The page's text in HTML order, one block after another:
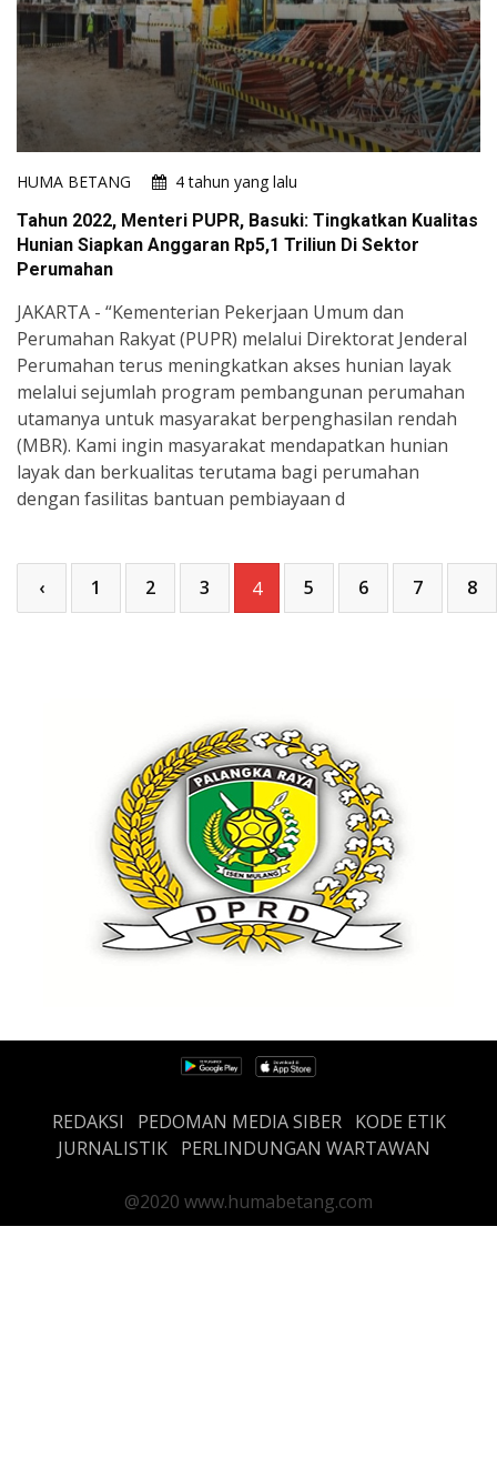
HUMA BETANG
4 tahun yang lalu
Tahun 2022, Menteri PUPR, Basuki: Tingkatkan Kualitas
Hunian Siapkan Anggaran Rp5,1 Triliun Di Sektor
Perumahan
JAKARTA - “Kementerian Pekerjaan Umum dan
Perumahan Rakyat (PUPR) melalui Direktorat Jenderal
Perumahan terus meningkatkan akses hunian layak
melalui sejumlah program pembangunan perumahan
utamanya untuk masyarakat berpenghasilan rendah
(MBR). Kami ingin masyarakat mendapatkan hunian
layak dan berkualitas terutama bagi perumahan
dengan fasilitas bantuan pembiayaan d
‹ 1 2 3 4 5 6 7 8
REDAKSI PEDOMAN MEDIA SIBER
KODE ETIK
JURNALISTIK PERLINDUNGAN WARTAWAN
@2020 www.humabetang.com